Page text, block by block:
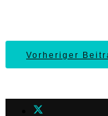
Vorheriger